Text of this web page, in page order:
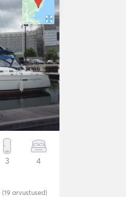
3 4
(19 arvustused)